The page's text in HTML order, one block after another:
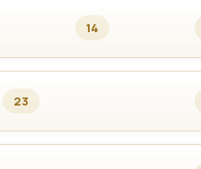
14
23